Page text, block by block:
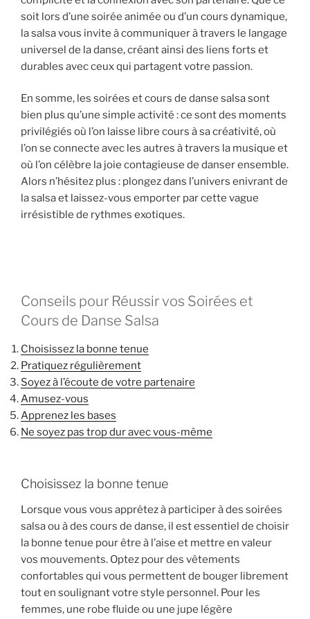
soit lors d’une soirée animée ou d’un cours dynamique,
la salsa vous invite à communiquer à travers le langage
universel de la danse, créant ainsi des liens forts et
durables avec ceux qui partagent votre passion.
En somme, les soirées et cours de danse salsa sont
bien plus qu’une simple activité : ce sont des moments
privilégiés où l’on laisse libre cours à sa créativité, où
l’on se connecte avec les autres à travers la musique et
où l’on célèbre la joie contagieuse de danser ensemble.
Alors n’hésitez plus : plongez dans l’univers enivrant de
la salsa et laissez-vous emporter par cette vague
irrésistible de rythmes exotiques.
Conseils pour Réussir vos Soirées et
Cours de Danse Salsa
Choisissez la bonne tenue
Pratiquez régulièrement
Soyez à l’écoute de votre partenaire
Amusez-vous
Apprenez les bases
Ne soyez pas trop dur avec vous-même
Choisissez la bonne tenue
Lorsque vous vous apprêtez à participer à des soirées
salsa ou à des cours de danse, il est essentiel de choisir
la bonne tenue pour être à l’aise et mettre en valeur
vos mouvements. Optez pour des vêtements
confortables qui vous permettent de bouger librement
tout en soulignant votre style personnel. Pour les
femmes, une robe fluide ou une jupe légère